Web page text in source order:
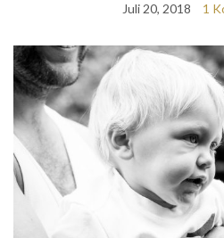
Juli 20, 2018 1